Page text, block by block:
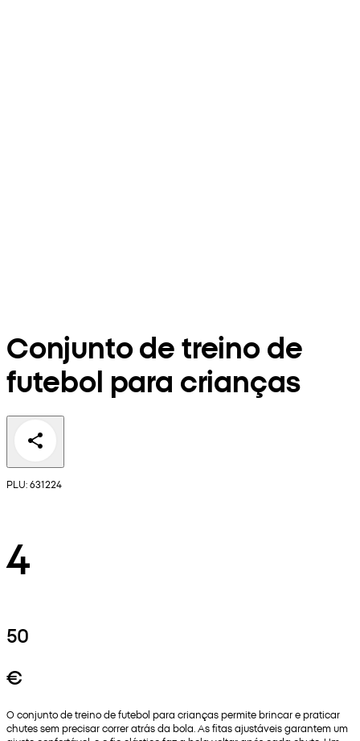
Conjunto de treino de
futebol para crianças
PLU: 631224
4
50
€
O conjunto de treino de futebol para crianças permite brincar e praticar
chutes sem precisar correr atrás da bola. As fitas ajustáveis garantem um